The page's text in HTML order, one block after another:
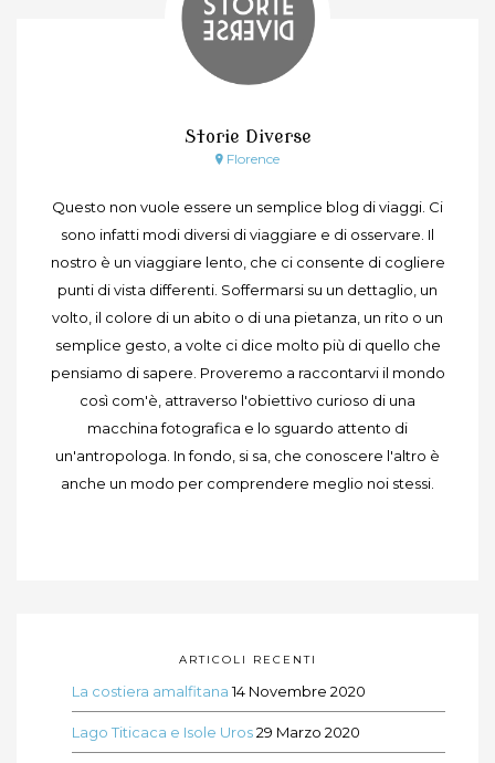
Storie Diverse
Florence
Questo non vuole essere un semplice blog di viaggi. Ci
sono infatti modi diversi di viaggiare e di osservare. Il
nostro è un viaggiare lento, che ci consente di cogliere
punti di vista differenti. Soffermarsi su un dettaglio, un
volto, il colore di un abito o di una pietanza, un rito o un
semplice gesto, a volte ci dice molto più di quello che
pensiamo di sapere. Proveremo a raccontarvi il mondo
così com'è, attraverso l'obiettivo curioso di una
macchina fotografica e lo sguardo attento di
un'antropologa. In fondo, si sa, che conoscere l'altro è
anche un modo per comprendere meglio noi stessi.
ARTICOLI RECENTI
La costiera amalfitana 14 Novembre 2020
Lago Titicaca e Isole Uros29 Marzo 2020